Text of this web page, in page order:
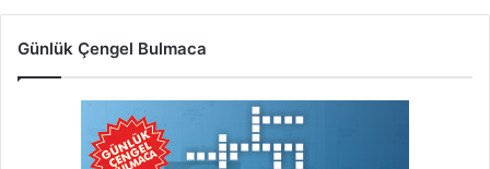
Günlük Çengel Bulmaca